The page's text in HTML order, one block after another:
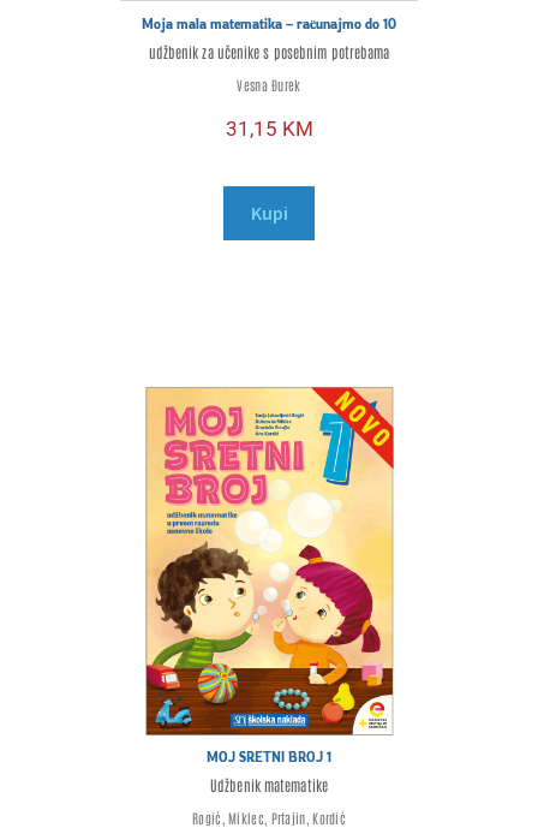
Moja mala matematika – računajmo do 10
udžbenik za učenike s posebnim potrebama
Vesna Đurek
31,15 KM
Kupi
MOJ SRETNI BROJ 1
Udžbenik matematike
Rogić, Miklec, Prtajin, Kordić